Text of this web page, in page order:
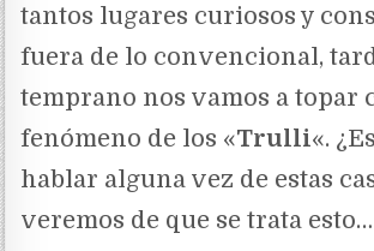
tantos lugares curiosos y
fuera de lo convencional,
temprano nos vamos a topar
fenómeno de los «Trulli«.
hablar alguna vez de estas
veremos de que se trata esto…